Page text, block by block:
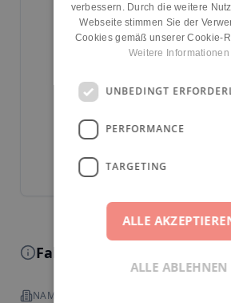
Fakten zur Einrichtung
NAME
verbessern. Durch die weitere
Webseite stimmen Sie der
Cookies gemäß unserer Cookie-
Weitere Informationen
UNBEDINGT
PERFORMANCE
TARGETING
ALLE
ALLE ABLEHNEN